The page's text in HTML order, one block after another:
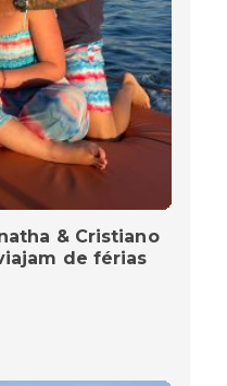
& Cristiano
de férias